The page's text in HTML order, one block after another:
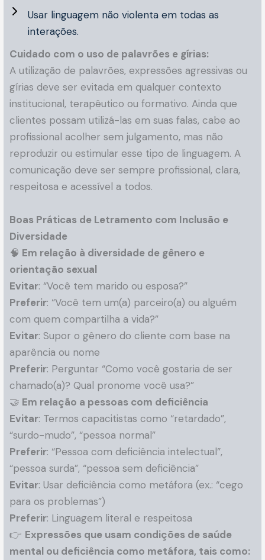
Usar linguagem não violenta em todas as
interações.
Cuidado com o uso de palavrões e gírias:
A utilização de palavrões, expressões agressivas ou
gírias deve ser evitada em qualquer contexto
institucional, terapêutico ou formativo. Ainda que
clientes possam utilizá-las em suas falas, cabe ao
profissional acolher sem julgamento, mas não
reproduzir ou estimular esse tipo de linguagem. A
comunicação deve ser sempre profissional, clara,
respeitosa e acessível a todos.
Boas Práticas de Letramento com Inclusão e
Diversidade
🧠 Em relação à diversidade de gênero e
orientação sexual
Evitar: “Você tem marido ou esposa?”
Preferir: “Você tem um(a) parceiro(a) ou alguém
com quem compartilha a vida?”
Evitar: Supor o gênero do cliente com base na
aparência ou nome
Preferir: Perguntar “Como você gostaria de ser
chamado(a)? Qual pronome você usa?”
🤝 Em relação a pessoas com deficiência
Evitar: Termos capacitistas como “retardado”,
“surdo-mudo”, “pessoa normal”
Preferir: “Pessoa com deficiência intelectual”,
“pessoa surda”, “pessoa sem deficiência”
Evitar: Usar deficiência como metáfora (ex.: “cego
para os problemas”)
Preferir: Linguagem literal e respeitosa
👉 Expressões que usam condições de saúde
mental ou deficiência como metáfora, tais como: